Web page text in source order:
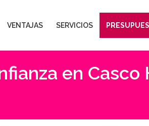
VENTAJAS SERVICIOS
en Casco